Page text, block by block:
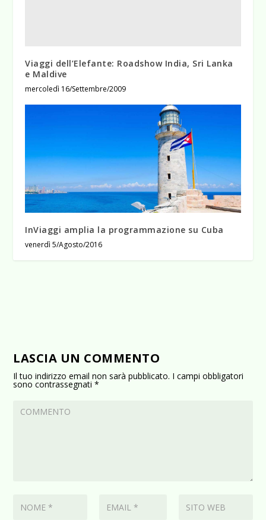
Viaggi dell’Elefante: Roadshow India, Sri Lanka
e Maldive
mercoledì 16/Settembre/2009
InViaggi amplia la programmazione su Cuba
venerdì 5/Agosto/2016
LASCIA UN COMMENTO
Il tuo indirizzo email non sarà pubblicato. I campi obbligatori
sono contrassegnati*